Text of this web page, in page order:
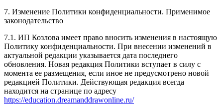
7. Изменение Политики конфиденциальности. Применимое
законодательство
7.1. ИП Козлова имеет право вносить изменения в настоящую
Политику конфиденциальности. При внесении изменений в
актуальной редакции указывается дата последнего
обновления. Новая редакция Политики вступает в силу с
момента ее размещения, если иное не предусмотрено новой
редакцией Политики. Действующая редакция всегда
находится на странице по адресу
https://education.dreamanddrawonline.ru/